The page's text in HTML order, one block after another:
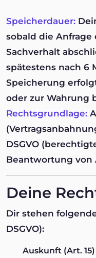
Speicherdauer:
sobald die
Sachverhalt
spätestens nach 6
Speicherung
oder zur Wahrung
Rechtsgrundlage:
DSGVO
Beantwortung von
Deine
Dir stehen
DSGVO):
Auskunft (Art.